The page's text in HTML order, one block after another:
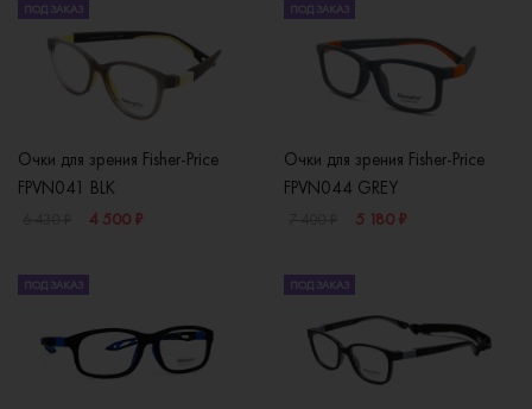
ПОД ЗАКАЗ
Очки для зрения Fisher-Price
FPVN041 BLK
4 500 ₽
ПОД ЗАКАЗ
Очки для зрения Fisher-Price
FPVN044 GREY
5 180 ₽
ПОД ЗАКАЗ ПОД ЗАКАЗ